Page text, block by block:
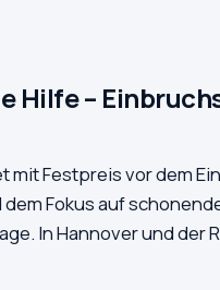
Hilfe –
mit Festpreis vor dem
Fokus auf
In Hannover und der